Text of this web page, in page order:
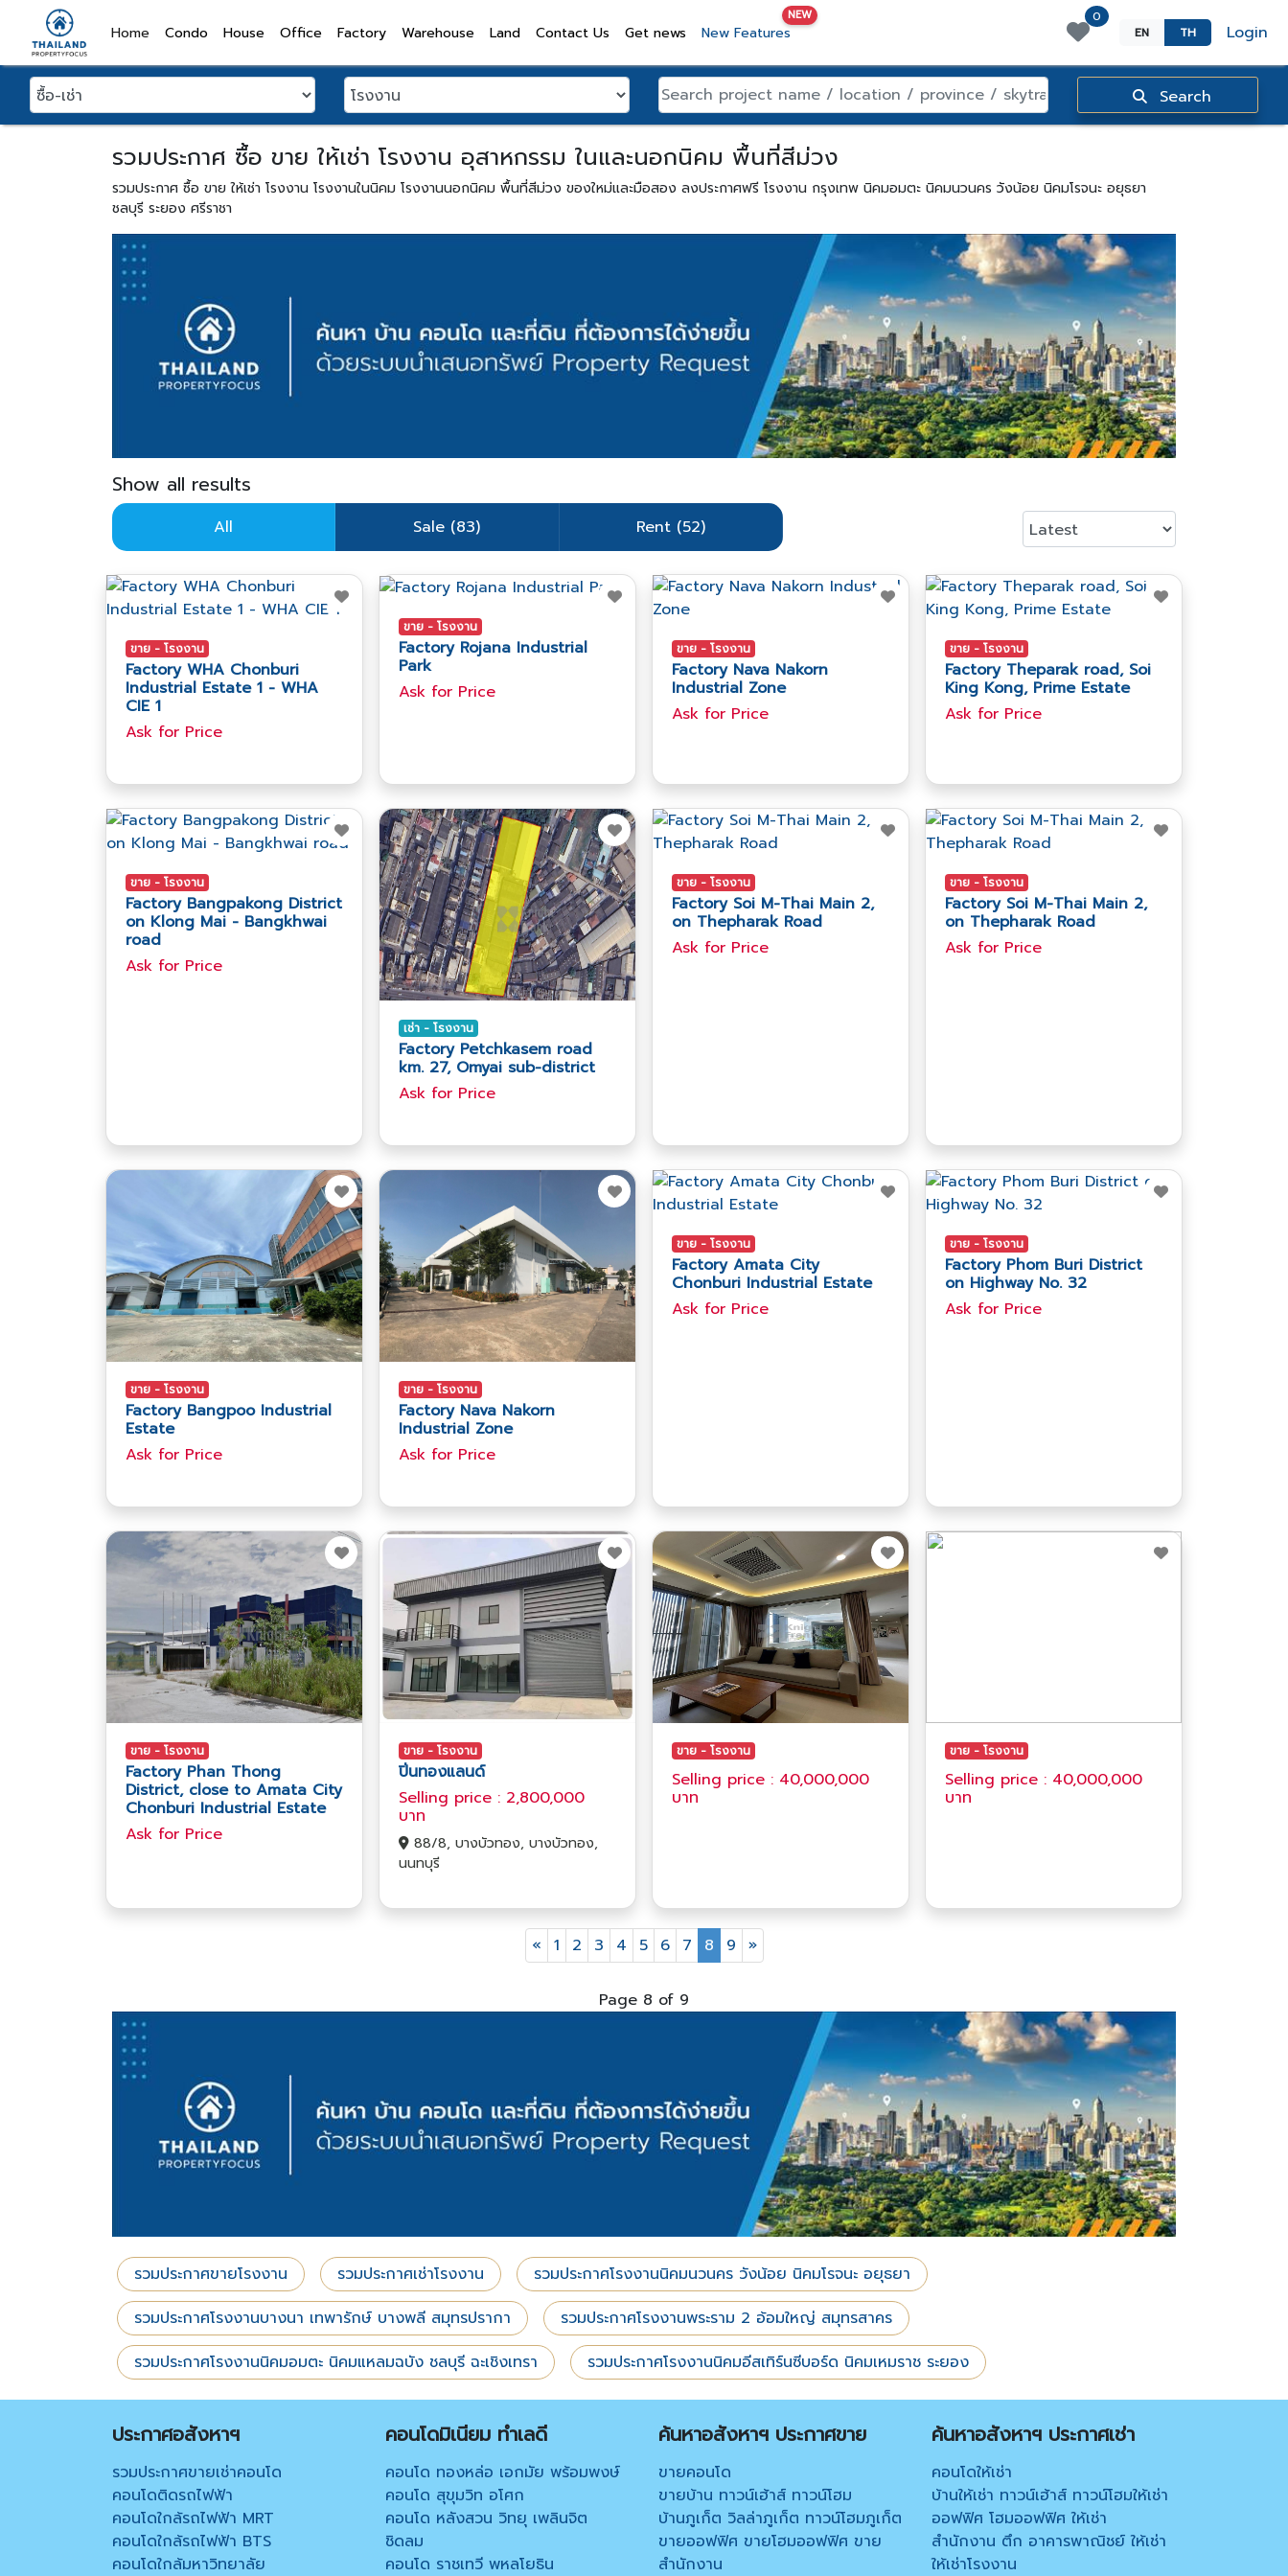
Home(current)
Condo House Office Factory Warehouse Land Contact Us Get news New Features
NEW
0
EN
TH Login
Search
รวมประกาศ ซื้อ ขาย ให้เช่า โรงงาน อุสาหกรรม ในและนอกนิคม พื้นที่สีม่วง
รวมประกาศ ซื้อ ขาย ให้เช่า โรงงาน โรงงานในนิคม โรงงานนอกนิคม พื้นที่สีม่วง ของใหม่และมือสอง ลงประกาศฟรี โรงงาน กรุงเทพ นิคมอมตะ นิคมนวนคร วังน้อย นิคมโรจนะ อยุธยา
ชลบุรี ระยอง ศรีราชา
Show all results
All Sale (83) Rent (52)
ขาย - โรงงาน
Factory WHA Chonburi
Industrial Estate 1 - WHA
CIE 1
Ask​ for​ Price
ขาย - โรงงาน
Factory Rojana Industrial
Park
Ask​ for​ Price
ขาย - โรงงาน
Factory Nava Nakorn
Industrial Zone
Ask​ for​ Price
ขาย - โรงงาน
Factory Theparak road, Soi
King Kong, Prime Estate
Ask​ for​ Price
ขาย - โรงงาน
Factory Bangpakong District
on Klong Mai - Bangkhwai
road
Ask​ for​ Price
เช่า - โรงงาน
Factory Petchkasem road
km. 27, Omyai sub-district
Ask​ for​ Price
ขาย - โรงงาน
Factory Soi M-Thai Main 2,
on Thepharak Road
Ask​ for​ Price
ขาย - โรงงาน
Factory Soi M-Thai Main 2,
on Thepharak Road
Ask​ for​ Price
ขาย - โรงงาน
Factory Bangpoo Industrial
Estate
Ask​ for​ Price
ขาย - โรงงาน
Factory Nava Nakorn
Industrial Zone
Ask​ for​ Price
ขาย - โรงงาน
Factory Amata City
Chonburi Industrial Estate
Ask​ for​ Price
ขาย - โรงงาน
Factory Phom Buri District
on Highway No. 32
Ask​ for​ Price
ขาย - โรงงาน
Factory Phan Thong
District, close to Amata City
Chonburi Industrial Estate
Ask​ for​ Price
ขาย - โรงงาน
ปิ่นทองแลนด์
Selling price : 2,800,000
บาท
88/8, บางบัวทอง, บางบัวทอง,
นนทบุรี
ขาย - โรงงาน
Selling price : 40,000,000
บาท
ขาย - โรงงาน
Selling price : 40,000,000
บาท
« 1 2 3 4 5 6 7 8 9 »
Page 8 of 9
รวมประกาศขายโรงงาน รวมประกาศเช่าโรงงาน
รวมประกาศโรงงานนิคมนวนคร วังน้อย นิคมโรจนะ อยุธยา
รวมประกาศโรงงานบางนา เทพารักษ์ บางพลี สมุทรปรากา
รวมประกาศโรงงานพระราม 2 อ้อมใหญ่ สมุทรสาคร
รวมประกาศโรงงานนิคมอมตะ นิคมแหลมฉบัง ชลบุรี ฉะเชิงเทรา
รวมประกาศโรงงานนิคมอีสเทิร์นซีบอร์ด นิคมเหมราช ระยอง
ประกาศอสังหาฯ
รวมประกาศขายเช่าคอนโด
คอนโดติดรถไฟฟ้า
คอนโดใกล้รถไฟฟ้า MRT
คอนโดใกล้รถไฟฟ้า BTS
คอนโดใกล้มหาวิทยาลัย
คอนโดมิเนียม ทำเลดี
คอนโด ทองหล่อ เอกมัย พร้อมพงษ์
คอนโด สุขุมวิท อโศก
คอนโด หลังสวน วิทยุ เพลินจิต
ชิดลม
คอนโด ราชเทวี พหลโยธิน
ค้นหาอสังหาฯ ประกาศขาย
ขายคอนโด
ขายบ้าน ทาวน์เฮ้าส์ ทาวน์โฮม
บ้านภูเก็ต วิลล่าภูเก็ต ทาวน์โฮมภูเก็ต
ขายออฟฟิศ ขายโฮมออฟฟิศ ขาย
สำนักงาน
ค้นหาอสังหาฯ ประกาศเช่า
คอนโดให้เช่า
บ้านให้เช่า ทาวน์เฮ้าส์ ทาวน์โฮมให้เช่า
ออฟฟิศ โฮมออฟฟิศ ให้เช่า
สำนักงาน ตึก อาคารพาณิชย์ ให้เช่า
ให้เช่าโรงงาน